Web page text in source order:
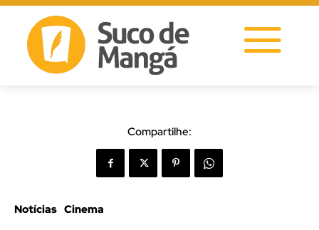
Compartilhe:
Notícias Cinema